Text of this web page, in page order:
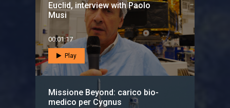
Euclid, interview with Paolo
Musi
00:01:17
Play
Missione Beyond: carico bio-
medico per Cygnus